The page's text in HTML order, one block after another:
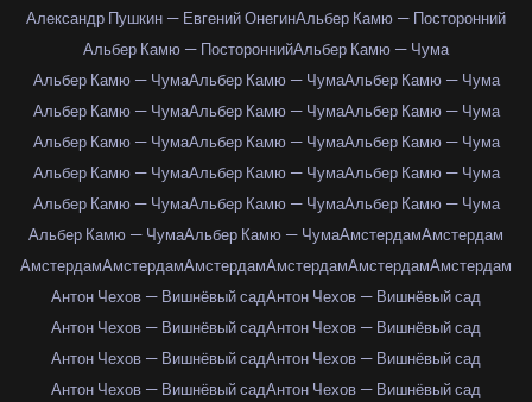
Александр Пушкин — Евгений ОнегинАльбер Камю — Посторонний
Альбер Камю — ПостороннийАльбер Камю — Чума
Альбер Камю — ЧумаАльбер Камю — ЧумаАльбер Камю — Чума
Альбер Камю — ЧумаАльбер Камю — ЧумаАльбер Камю — Чума
Альбер Камю — ЧумаАльбер Камю — ЧумаАльбер Камю — Чума
Альбер Камю — ЧумаАльбер Камю — ЧумаАльбер Камю — Чума
Альбер Камю — ЧумаАльбер Камю — ЧумаАльбер Камю — Чума
Альбер Камю — ЧумаАльбер Камю — ЧумаАмстердамАмстердам
АмстердамАмстердамАмстердамАмстердамАмстердамАмстердам
Антон Чехов — Вишнёвый садАнтон Чехов — Вишнёвый сад
Антон Чехов — Вишнёвый садАнтон Чехов — Вишнёвый сад
Антон Чехов — Вишнёвый садАнтон Чехов — Вишнёвый сад
Антон Чехов — Вишнёвый садАнтон Чехов — Вишнёвый сад